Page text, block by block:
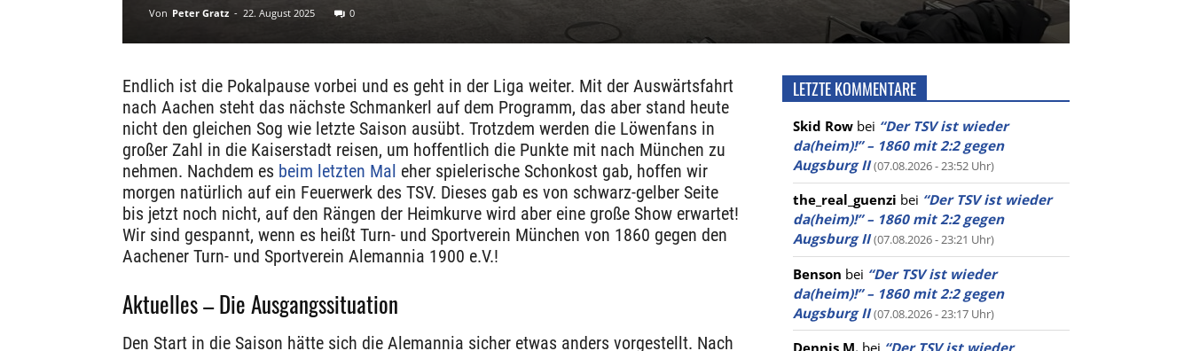
Von Peter Gratz - 22. August 2025 0
Endlich ist die Pokalpause vorbei und es geht in der Liga weiter. Mit der Auswärtsfahrt
nach Aachen steht das nächste Schmankerl auf dem Programm, das aber stand heute
nicht den gleichen Sog wie letzte Saison ausübt. Trotzdem werden die Löwenfans in
großer Zahl in die Kaiserstadt reisen, um hoffentlich die Punkte mit nach München zu
nehmen. Nachdem es beim letzten Mal eher spielerische Schonkost gab, hoffen wir
morgen natürlich auf ein Feuerwerk des TSV. Dieses gab es von schwarz-gelber Seite
bis jetzt noch nicht, auf den Rängen der Heimkurve wird aber eine große Show erwartet!
Wir sind gespannt, wenn es heißt Turn- und Sportverein München von 1860 gegen den
Aachener Turn- und Sportverein Alemannia 1900 e.V.!
Aktuelles – Die Ausgangssituation
Den Start in die Saison hätte sich die Alemannia sicher etwas anders vorgestellt. Nach
LETZTE KOMMENTARE
Skid Row bei “Der TSV ist wieder
da(heim)!” – 1860 mit 2:2 gegen
Augsburg II (07.08.2026 - 23:52 Uhr)
the_real_guenzi bei “Der TSV ist wieder
da(heim)!” – 1860 mit 2:2 gegen
Augsburg II (07.08.2026 - 23:21 Uhr)
Benson bei “Der TSV ist wieder
da(heim)!” – 1860 mit 2:2 gegen
Augsburg II (07.08.2026 - 23:17 Uhr)
Dennis M. bei “Der TSV ist wieder